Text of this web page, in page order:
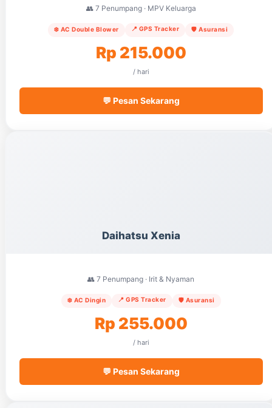
👥 7 Penumpang · MPV Keluarga
❄️ AC Double Blower 📍 GPS Tracker 🛡️ Asuransi
Rp 215.000
/ hari
💬 Pesan Sekarang
Daihatsu Xenia
👥 7 Penumpang · Irit & Nyaman
❄️ AC Dingin 📍 GPS Tracker 🛡️ Asuransi
Rp 255.000
/ hari
💬 Pesan Sekarang